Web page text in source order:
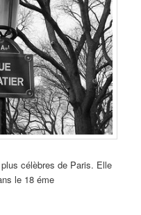
célèbres de Paris. Elle
le 18 éme